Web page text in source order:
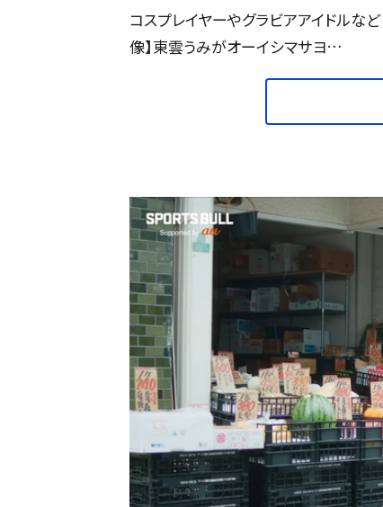
コスプレイヤーやグラビアアイドルな
像】東雲うみがオーイシマサヨ…